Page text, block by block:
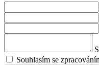
Souhlasím se